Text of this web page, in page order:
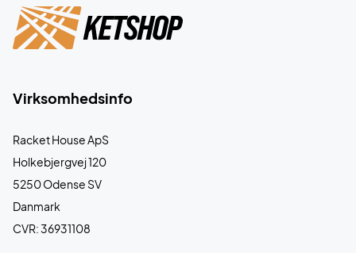
Virksomhedsinfo
Racket House ApS
Holkebjergvej 120
5250 Odense SV
Danmark
CVR: 36931108